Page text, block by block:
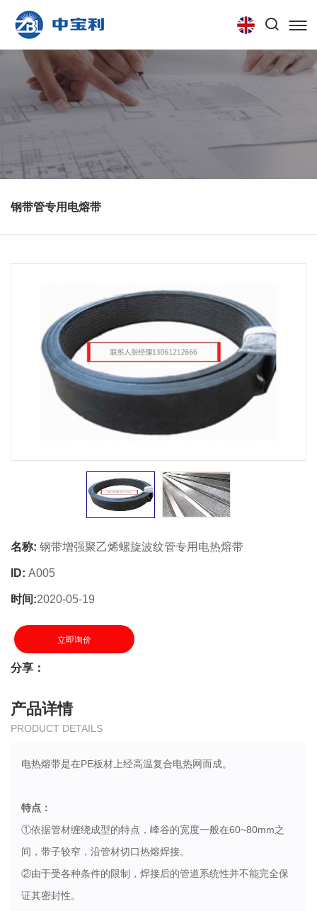
首页
钢带管专用电熔带
名称: 钢带增强聚乙烯螺旋波纹管专用电热熔带
ID: A005
时间:2020-05-19
立即询价
分享：
产品详情
PRODUCT DETAILS
电热熔带是在PE板材上经高温复合电热网而成。
特点：
①依据管材缠绕成型的特点，峰谷的宽度一般在60~80mm之
间，带子较窄，沿管材切口热熔焊接。
②由于受各种条件的限制，焊接后的管道系统性并不能完全保
证其密封性。